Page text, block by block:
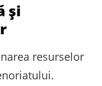
și
resurselor